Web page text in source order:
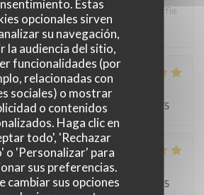
Estas
opcionales sirven
su navegación,
la audiencia del sitio,
funcionalidades (por
relacionadas con
sociales) o mostrar
o contenidos
Haga clic en
todo', 'Rechazar
o 'Personalizar' para
sus preferencias.
cambiar sus opciones
repas et une vue a couper le souffle
Invitados 3
: 4/5 Menú:4/5 Calidad / Precio /5
2
: 5/5 Menú: 5 /5 Calidad / Precio /5